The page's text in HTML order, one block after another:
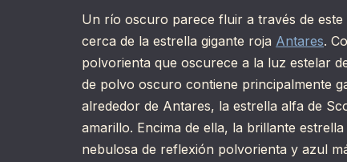
Un río oscuro parece fluir a través de
cerca de la estrella gigante roja Antares.
polvorienta que oscurece a la luz estelar
de polvo oscuro contiene principalmente
alrededor de Antares, la estrella alfa de
amarillo. Encima de ella, la brillante
nebulosa de reflexión polvorienta y azul